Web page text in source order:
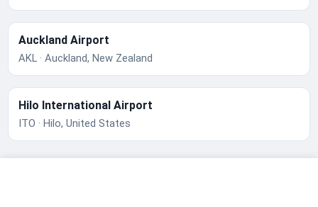
Auckland Airport
AKL · Auckland, New Zealand
Hilo International Airport
ITO · Hilo, United States